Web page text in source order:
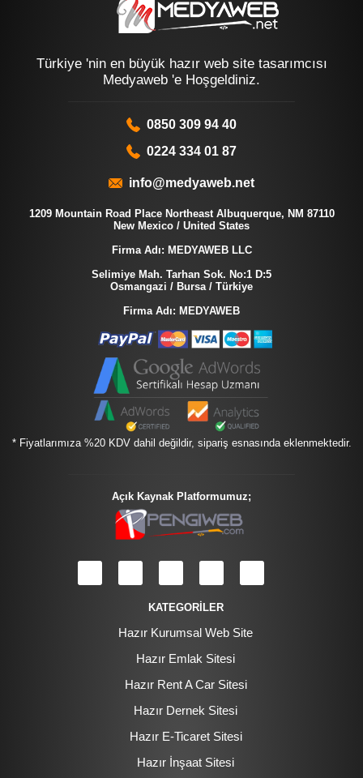
Türkiye 'nin en büyük hazır web site tasarımcısı
Medyaweb 'e Hoşgeldiniz.
0850 309 94 40
0224 334 01 87
info@medyaweb.net
1209 Mountain Road Place Northeast Albuquerque, NM 87110
New Mexico / United States
Firma Adı: MEDYAWEB LLC
Selimiye Mah. Tarhan Sok. No:1 D:5
Osmangazi / Bursa / Türkiye
Firma Adı: MEDYAWEB
* Fiyatlarımıza %20 KDV dahil değildir, sipariş esnasında eklenmektedir.
Açık Kaynak Platformumuz;
KATEGORİLER
Hazır Kurumsal Web Site
Hazır Emlak Sitesi
Hazır Rent A Car Sitesi
Hazır Dernek Sitesi
Hazır E-Ticaret Sitesi
Hazır İnşaat Sitesi